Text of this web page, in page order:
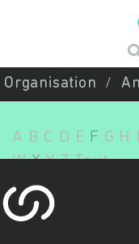
Organisation
A B C D E F G H
W X Y Z Tout